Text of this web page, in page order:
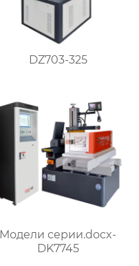
DZ703-325
Модели серии.docx-
DK7745